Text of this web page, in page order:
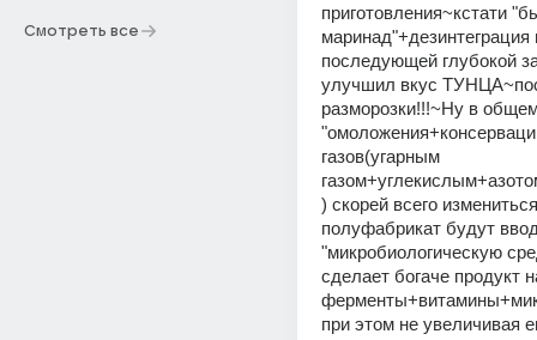
Смотреть все
приготовления~кстати
последующей глубокой
улучшил вкус
разморозки!!!~Ну в
газов(угарным
) скорей всего
полуфабрикат будут
"микробиологическую
сделает богаче продукт
при этом не увеличивая